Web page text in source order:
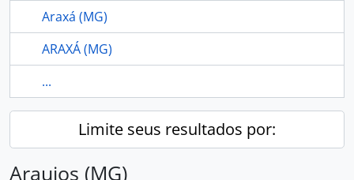
Araxá (MG)
ARAXÁ (MG)
...
Limite seus resultados por:
Araujos (MG)